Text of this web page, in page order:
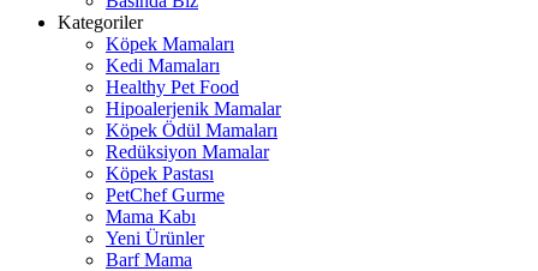
Kategoriler
Köpek Mamaları
Kedi Mamaları
Healthy Pet Food
Hipoalerjenik Mamalar
Köpek Ödül Mamaları
Redüksiyon Mamalar
Köpek Pastası
PetChef Gurme
Mama Kabı
Yeni Ürünler
Barf Mama